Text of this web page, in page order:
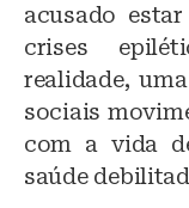
acusado
crises
realidade,
sociais
com a vida
saúde